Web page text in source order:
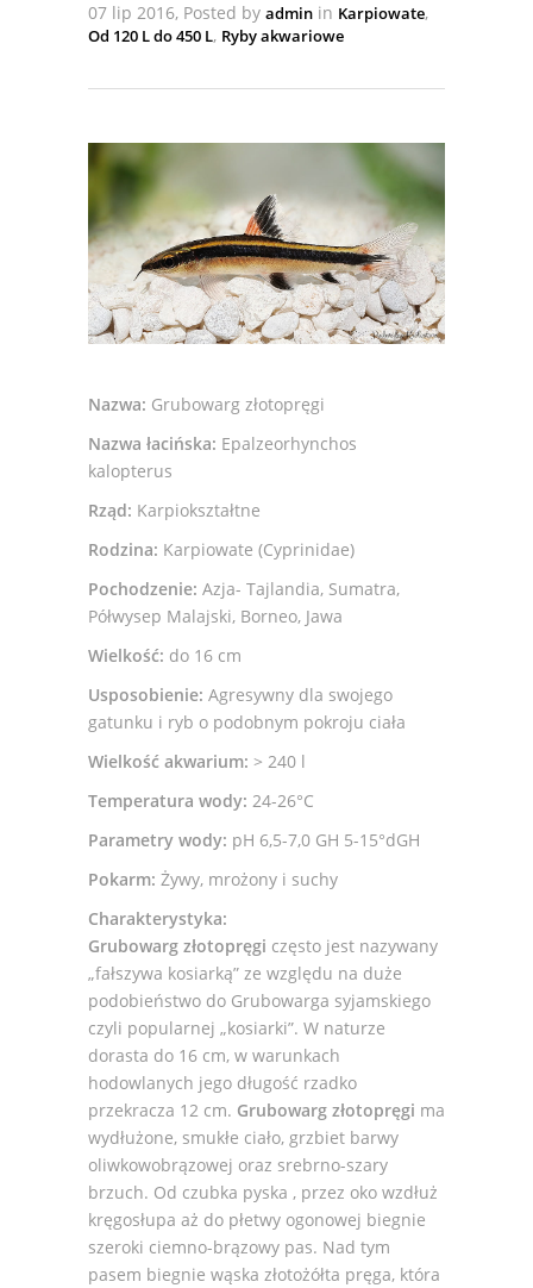
07 lip 2016, Posted by admin in Karpiowate,
Od 120 L do 450 L, Ryby akwariowe
Nazwa: Grubowarg złotopręgi
Nazwa łacińska: Epalzeorhynchos
kalopterus
Rząd: Karpiokształtne
Rodzina: Karpiowate (Cyprinidae)
Pochodzenie: Azja- Tajlandia, Sumatra,
Półwysep Malajski, Borneo, Jawa
Wielkość: do 16 cm
Usposobienie: Agresywny dla swojego
gatunku i ryb o podobnym pokroju ciała
Wielkość akwarium: > 240 l
Temperatura wody: 24-26°C
Parametry wody: pH 6,5-7,0 GH 5-15°dGH
Pokarm: Żywy, mrożony i suchy
Charakterystyka:
Grubowarg złotopręgi często jest nazywany
„fałszywa kosiarką” ze względu na duże
podobieństwo do Grubowarga syjamskiego
czyli popularnej „kosiarki”. W naturze
dorasta do 16 cm, w warunkach
hodowlanych jego długość rzadko
przekracza 12 cm. Grubowarg złotopręgi ma
wydłużone, smukłe ciało, grzbiet barwy
oliwkowobrązowej oraz srebrno-szary
brzuch. Od czubka pyska , przez oko wzdłuż
kręgosłupa aż do płetwy ogonowej biegnie
szeroki ciemno-brązowy pas. Nad tym
pasem biegnie wąska złotożółta pręga, która